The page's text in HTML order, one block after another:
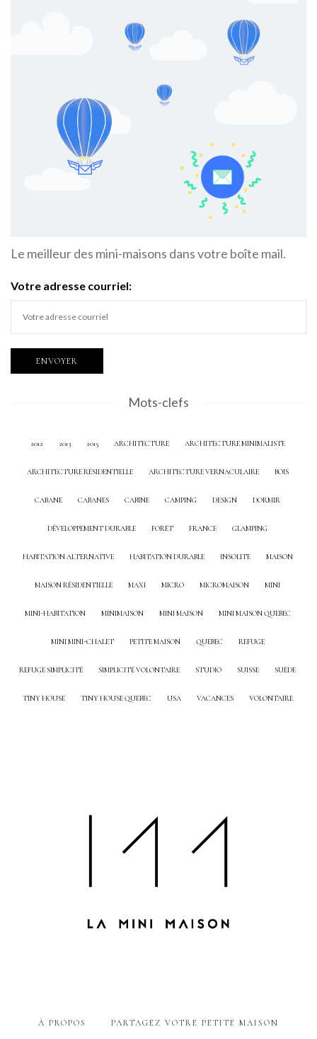
Le meilleur des mini-maisons dans votre boîte mail.
Votre adresse courriel:
Mots-clefs
2012 2013 2015 ARCHITECTURE ARCHITECTURE MINIMALISTE
ARCHITECTURE RÉSIDENTIELLE ARCHITECTURE VERNACULAIRE BOIS
CABANE CABANES CABINE CAMPING DESIGN DORMIR
DÉVELOPPEMENT DURABLE FORÊT FRANCE GLAMPING
HABITATION ALTERNATIVE HABITATION DURABLE INSOLITE MAISON
MAISON RÉSIDENTIELLE MAXI MICRO MICROMAISON MINI
MINI-HABITATION MINIMAISON MINI MAISON MINI MAISON QUEBEC
MINI MINI-CHALET PETITE MAISON QUEBEC REFUGE
REFUGE SIMPLICITÉ SIMPLICITÉ VOLONTAIRE STUDIO SUISSE SUÈDE
TINY HOUSE TINY HOUSE QUEBEC USA VACANCES VOLONTAIRE
À PROPOS PARTAGEZ VOTRE PETITE MAISON